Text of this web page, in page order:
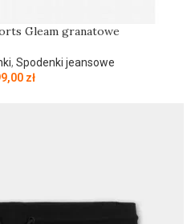
Gleam granatowe
, Spodenki jeansowe
zł